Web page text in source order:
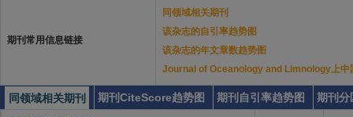
期刊常用信息链接
同领域相关期刊
该杂志的自引率趋势图
该杂志的年文章数趋势图
Journal of Oceanology and Limnology上中
同领域相关期刊 期刊CiteScore趋势图 期刊自引率趋势图
期刊分